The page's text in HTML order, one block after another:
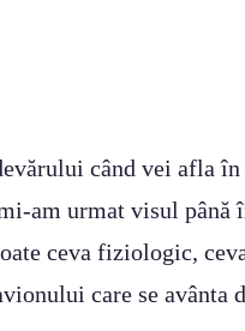
când vei afla
am urmat visul până
ceva fiziologic,
care se avânta